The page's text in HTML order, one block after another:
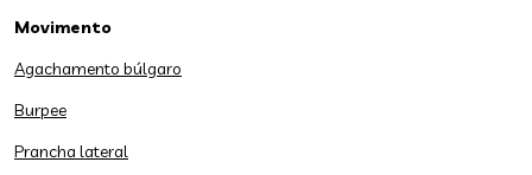
Movimento
Agachamento búlgaro
Burpee
Prancha lateral